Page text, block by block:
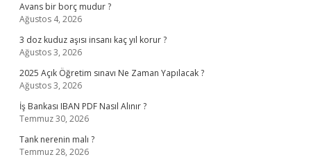
Avans bir borç mudur ?
Ağustos 4, 2026
3 doz kuduz aşısı insanı kaç yıl korur ?
Ağustos 3, 2026
2025 Açık Öğretim sınavı Ne Zaman Yapılacak ?
Ağustos 3, 2026
İş Bankası IBAN PDF Nasıl Alınır ?
Temmuz 30, 2026
Tank nerenin malı ?
Temmuz 28, 2026